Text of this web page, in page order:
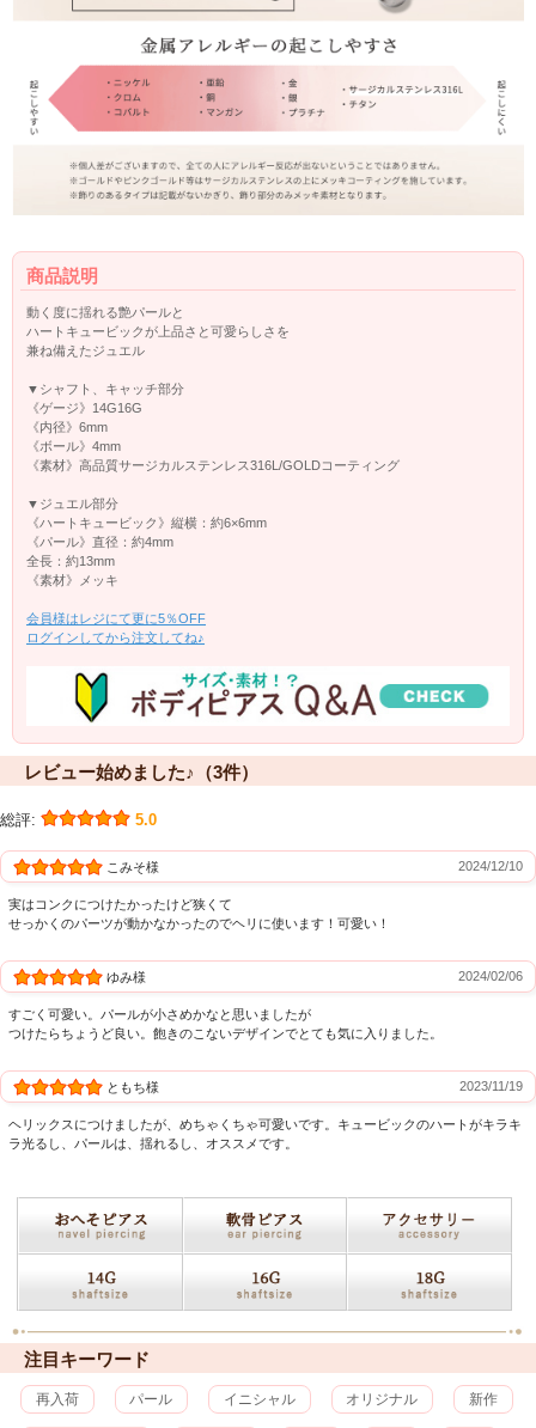
商品説明
動く度に揺れる艶パールと
ハートキュービックが上品さと可愛らしさを
兼ね備えたジュエル
▼シャフト、キャッチ部分
《ゲージ》14G16G
《内径》6mm
《ボール》4mm
《素材》高品質サージカルステンレス316L/GOLDコーティング
▼ジュエル部分
《ハートキュービック》縦横：約6×6mm
《パール》直径：約4mm
全長：約13mm
《素材》メッキ
会員様はレジにて更に5％OFF
ログインしてから注文してね♪
レビュー始めました♪（3件）
総評: 5.0
こみそ様 2024/12/10
実はコンクにつけたかったけど狭くて
せっかくのパーツが動かなかったのでヘリに使います！可愛い！
ゆみ様 2024/02/06
すごく可愛い。パールが小さめかなと思いましたが
つけたらちょうど良い。飽きのこないデザインでとても気に入りました。
ともち様 2023/11/19
ヘリックスにつけましたが、めちゃくちゃ可愛いです。キュービックのハートがキラキ
ラ光るし、パールは、揺れるし、オススメです。
注目キーワード
再入荷 パール イニシャル オリジナル 新作